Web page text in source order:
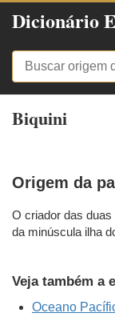
Dicionário
Biquini
Origem da
O criador das
da minúscula ilha
Veja também a
Oceano